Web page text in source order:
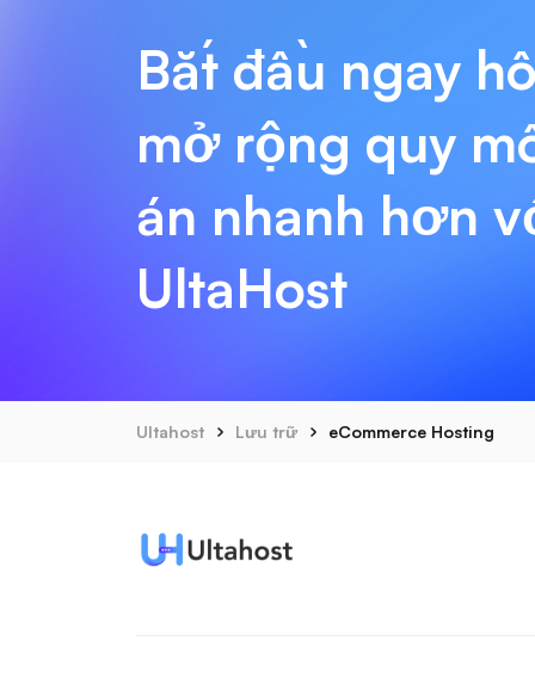
Bắt đầu ngay
mở rộng quy
UltaHost
Ultahost Lưu trữ